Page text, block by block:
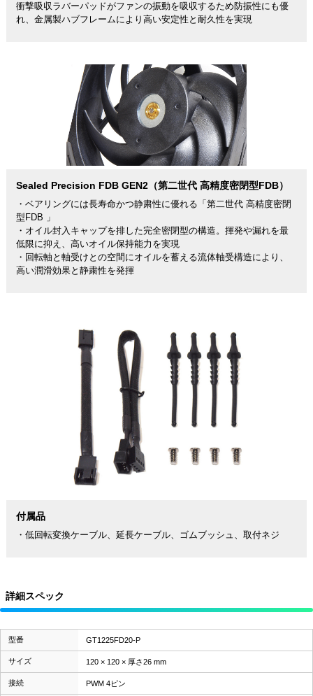
衝撃吸収ラバーパッドがファンの振動を吸収するため防振性にも優
れ、金属製ハブフレームにより高い安定性と耐久性を実現
Sealed Precision FDB GEN2（第二世代 高精度密閉型FDB）
・ベアリングには長寿命かつ静粛性に優れる「第二世代 高精度密閉
型FDB 」
・オイル封入キャップを排した完全密閉型の構造。揮発や漏れを最
低限に抑え、高いオイル保持能力を実現
・回転軸と軸受けとの空間にオイルを蓄える流体軸受構造により、
高い潤滑効果と静粛性を発揮
付属品
・低回転変換ケーブル、延長ケーブル、ゴムブッシュ、取付ネジ
詳細スペック
型番 GT1225FD20-P
サイズ 120 × 120 × 厚さ26 mm
接続 PWM 4ピン